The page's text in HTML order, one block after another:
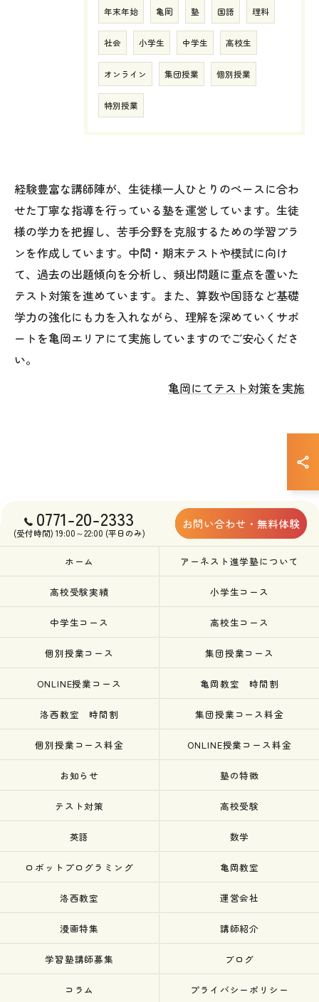
年末年始 亀岡 塾 国語 理科
社会 小学生 中学生 高校生
オンライン 集団授業 個別授業
特別授業
経験豊富な講師陣が、生徒様一人ひとりのペースに合わ
せた丁寧な指導を行っている塾を運営しています。生徒
様の学力を把握し、苦手分野を克服するための学習プラ
ンを作成しています。中間・期末テストや模試に向け
て、過去の出題傾向を分析し、頻出問題に重点を置いた
テスト対策を進めています。また、算数や国語など基礎
学力の強化にも力を入れながら、理解を深めていくサポ
ートを亀岡エリアにて実施していますのでご安心くださ
い。
亀岡にてテスト対策を実施
0771-20-2333
(受付時間) 19:00～22:00 (平日のみ)
お問い合わせ・無料体験
ホーム アーネスト進学塾について
高校受験実績 小学生コース
中学生コース 高校生コース
個別授業コース 集団授業コース
ONLINE授業コース 亀岡教室 時間割
洛西教室 時間割 集団授業コース料金
個別授業コース料金 ONLINE授業コース料金
お知らせ 塾の特徴
テスト対策 高校受験
英語 数学
ロボットプログラミング 亀岡教室
洛西教室 運営会社
漫画特集 講師紹介
学習塾講師募集 ブログ
コラム プライバシーポリシー